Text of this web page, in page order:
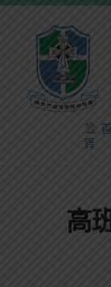
首
頁
高